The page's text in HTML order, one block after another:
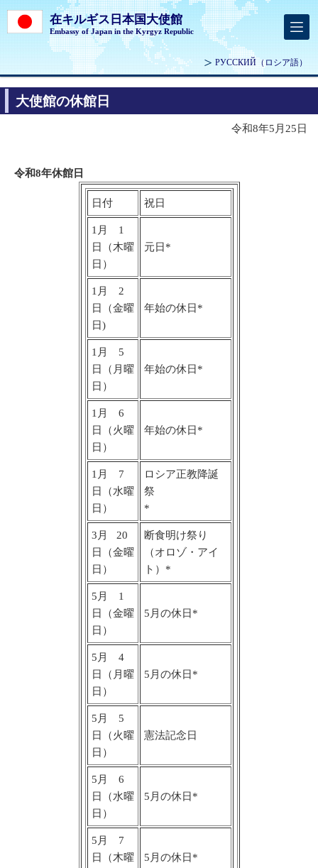
在キルギス日本国大使館
Embassy of Japan in the Kyrgyz Republic
РУССКИЙ（ロシア語）
大使館の休館日
令和8年5月25日
令和8年休館日
日付 祝日
1月 1
日（木曜
日）
元日*
1月 2
日（金曜
日)
年始の休日*
1月 5
日（月曜
日）
年始の休日*
1月 6
日（火曜
日）
年始の休日*
1月 7
日（水曜
日）
ロシア正教降誕
祭
*
3月 20
日（金曜
日）
断食明け祭り
（オロゾ・アイ
ト）*
5月 1
日（金曜
日）
5月の休日*
5月 4
日（月曜
日）
5月の休日*
5月 5
日（火曜
日）
憲法記念日
5月 6
日（水曜
日）
5月の休日*
5月 7
日（木曜
5月の休日*